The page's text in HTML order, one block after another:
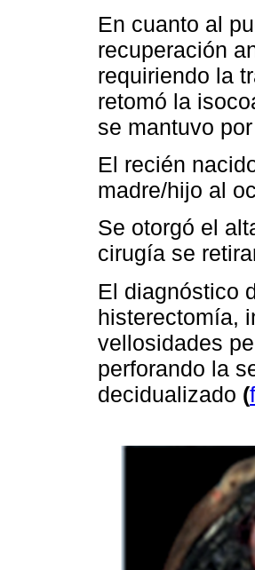
En cuanto al
recuperación
requiriendo la
retomó la
se mantuvo
El recién
madre/hijo al
Se otorgó el
cirugía se
El diagnóstico
histerectomía,
vellosidades
perforando la
decidualizado (